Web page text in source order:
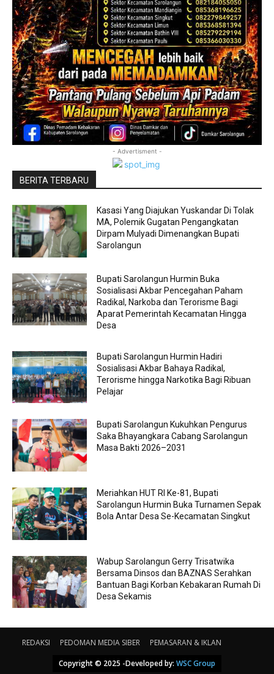
- Advertisment -
BERITA TERBARU
Kasasi Yang Diajukan Yuskandar Di Tolak
MA, Polemik Gugatan Pengangkatan
Dirpam Mulyadi Dimenangkan Bupati
Sarolangun
Bupati Sarolangun Hurmin Buka
Sosialisasi Akbar Pencegahan Paham
Radikal, Narkoba dan Terorisme Bagi
Aparat Pemerintah Kecamatan Hingga
Desa
Bupati Sarolangun Hurmin Hadiri
Sosialisasi Akbar Bahaya Radikal,
Terorisme hingga Narkotika Bagi Ribuan
Pelajar
Bupati Sarolangun Kukuhkan Pengurus
Saka Bhayangkara Cabang Sarolangun
Masa Bakti 2026–2031
Meriahkan HUT RI Ke-81, Bupati
Sarolangun Hurmin Buka Turnamen Sepak
Bola Antar Desa Se-Kecamatan Singkut
Wabup Sarolangun Gerry Trisatwika
Bersama Dinsos dan BAZNAS Serahkan
Bantuan Bagi Korban Kebakaran Rumah Di
Desa Sekamis
REDAKSI PEDOMAN MEDIA SIBER
PEMASARAN & IKLAN
Copyright © 2025 -Developed by: WSC Group